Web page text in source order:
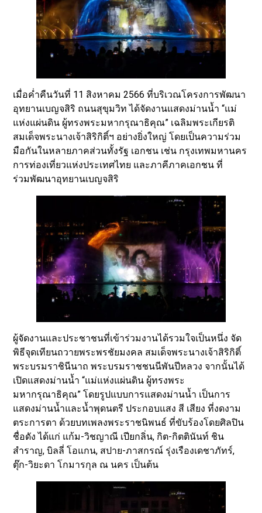
เมื่อค่ำคืนวันที่ 11 สิงหาคม 2566 ที่บริเวณโครงการพัฒนา
อุทยานเบญจสิริ ถนนสุขุมวิท ได้จัดงานแสดงม่านน้ำ “แม่
แห่งแผ่นดิน ผู้ทรงพระมหากรุณาธิคุณ” เฉลิมพระเกียรติ
สมเด็จพระนางเจ้าสิริกิติ์ฯ อย่างยิ่งใหญ่ โดยเป็นความร่วม
มือกันในหลายภาคส่วนทั้งรัฐ เอกชน เช่น กรุงเทพมหานคร
การท่องเที่ยวแห่งประเทศไทย และภาคีภาคเอกชน ที่
ร่วมพัฒนาอุทยานเบญจสิริ
ผู้จัดงานและประชาชนที่เข้าร่วมงานได้รวมใจเป็นหนึ่ง จัด
พิธีจุดเทียนถวายพระพรชัยมงคล สมเด็จพระนางเจ้าสิริกิติ์
พระบรมราชินีนาถ พระบรมราชชนนีพันปีหลวง จากนั้นได้
เปิดแสดงม่านน้ำ “แม่แห่งแผ่นดิน ผู้ทรงพระ
มหากรุณาธิคุณ” โดยรูปแบบการแสดงม่านน้ำ เป็นการ
แสดงม่านน้ำและน้ำพุดนตรี ประกอบแสง สี เสียง ที่งดงาม
ตระการตา ด้วยบทเพลงพระราชนิพนธ์ ที่ขับร้องโดยศิลปิน
ชื่อดัง ได้แก่ แก้ม-วิชญาณี เปียกลิ่น, กิต-กิตตินันท์ ชิน
สำราญ, บิลลี่ โอแกน, สปาย-ภาสกรณ์ รุ่งเรืองเดชาภัทร์,
ตุ๊ก-วิยะดา โกมารกุล ณ นคร เป็นต้น